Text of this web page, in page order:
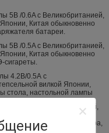
5В /0.6A с Великобританией,
Китая обыкновенно
батареи.
5В /0.5A с Великобританией,
Китая обыкновенно
сигареты.
4.2В/0.5А с
вилкой Японии,
стола, настольной лампы
5В /1A с Великобританией,
Китая обыкновенно
фотокамеры, видеокамера,